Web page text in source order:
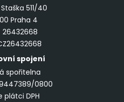
511/40
Praha 4
26432668
spojení
spořitelna
0800
plátci DPH